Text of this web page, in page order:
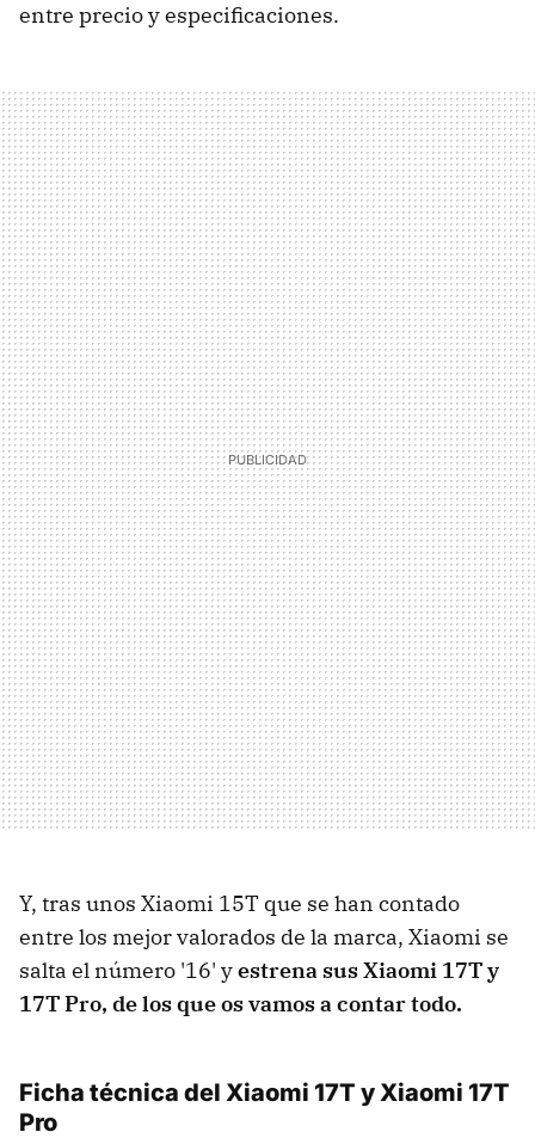
entre precio y especificaciones.
Y, tras unos Xiaomi 15T que se han contado
entre los mejor valorados de la marca, Xiaomi se
salta el número '16' yestrena sus Xiaomi 17T y
17T Pro, de los que os vamos a contar todo.
Ficha técnica del Xiaomi 17T y Xiaomi 17T
Pro